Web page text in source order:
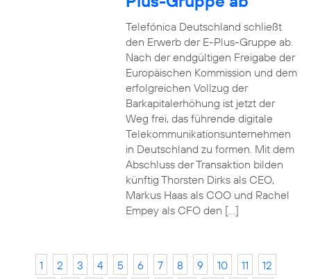
Telefónica Deutschland schließt
den Erwerb der E-Plus-Gruppe ab.
Nach der endgültigen Freigabe der
Europäischen Kommission und dem
erfolgreichen Vollzug der
Barkapitalerhöhung ist jetzt der
Weg frei, das führende digitale
Telekommunikationsunternehmen
in Deutschland zu formen. Mit dem
Abschluss der Transaktion bilden
künftig Thorsten Dirks als CEO,
Markus Haas als COO und Rachel
Empey als CFO den […]
1 2 3 4 5 6 7 8 9 10 11
12